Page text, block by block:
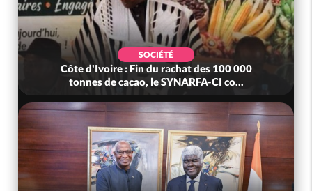
SOCIÉTÉ
Côte d'Ivoire : Fin du rachat des 100 000
tonnes de cacao, le SYNARFA-CI co...